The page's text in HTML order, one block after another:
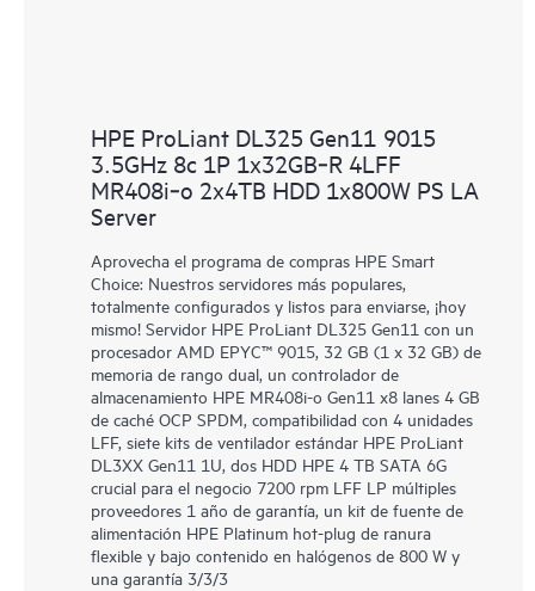
HPE ProLiant DL325 Gen11 9015
3.5GHz 8c 1P 1x32GB‑R 4LFF
MR408i‑o 2x4TB HDD 1x800W PS LA
Server
Aprovecha el programa de compras HPE Smart
Choice: Nuestros servidores más populares,
totalmente configurados y listos para enviarse, ¡hoy
mismo! Servidor HPE ProLiant DL325 Gen11 con un
procesador AMD EPYC™ 9015, 32 GB (1 x 32 GB) de
memoria de rango dual, un controlador de
almacenamiento HPE MR408i-o Gen11 x8 lanes 4 GB
de caché OCP SPDM, compatibilidad con 4 unidades
LFF, siete kits de ventilador estándar HPE ProLiant
DL3XX Gen11 1U, dos HDD HPE 4 TB SATA 6G
crucial para el negocio 7200 rpm LFF LP múltiples
proveedores 1 año de garantía, un kit de fuente de
alimentación HPE Platinum hot-plug de ranura
flexible y bajo contenido en halógenos de 800 W y
una garantía 3/3/3